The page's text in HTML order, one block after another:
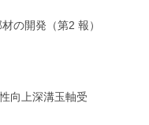
の開発（第2 報）
向上深溝玉軸受